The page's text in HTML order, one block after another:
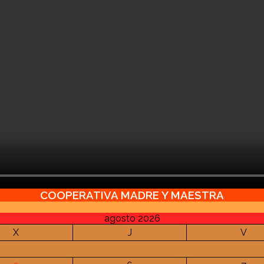
COOPERATIVA MADRE Y MAESTRA
agosto 2026
X
J V